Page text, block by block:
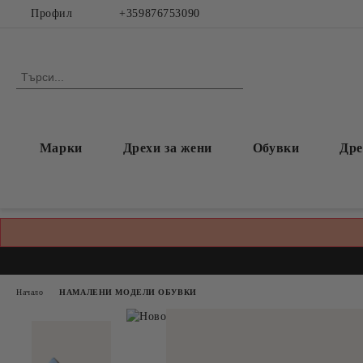
Профил +359876753090
Марки Дрехи за жени Обувки
Начало НАМАЛЕНИ МОДЕЛИ ОБУВКИ